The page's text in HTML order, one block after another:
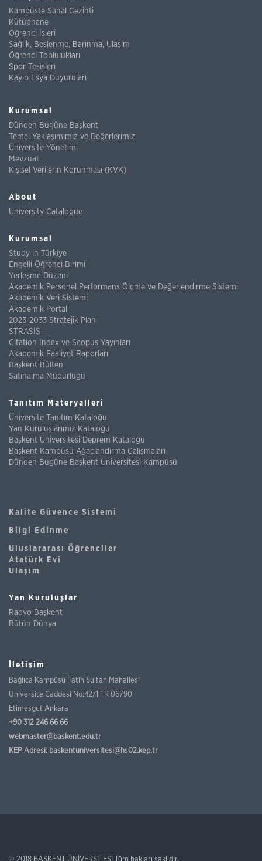
Kampüste Sanal Gezinti
Kütüphane
Öğrenci İşleri
Sağlık, Beslenme, Barınma, Ulaşım
Öğrenci Toplulukları
Spor Tesisleri
Kayıp Eşya Duyuruları
Kurumsal
Dünden Bugüne Başkent
Temel Yaklaşımımız ve Değerlerimiz
Üniversite Yönetimi
Mevzuat
Kişisel Verilerin Korunması (KVK)
About
University Catalogue
Kurumsal
Study in Türkiye
Engelli Öğrenci Birimi
Yerleşme Düzeni
Akademik Personel Performans Ölçme ve Değerlendirme Sistemi
Akademik Veri Sistemi
Akademik Portal
2023-2033 Stratejik Plan
STRASİS
Citation Index ve Scopus Yayınları
Akademik Faaliyet Raporları
Başkent Bülten
Satınalma Müdürlüğü
Tanıtım Materyalleri
Üniversite Tanıtım Kataloğu
Yan Kuruluşlarımız Kataloğu
Başkent Üniversitesi Deprem Kataloğu
Başkent Kampüsü Ağaçlandırma Çalışmaları
Dünden Bugüne Başkent Üniversitesi Kampüsü
Kalite Güvence Sistemi
Bilgi Edinme
Uluslararası Öğrenciler
Atatürk Evi
Ulaşım
Yan Kuruluşlar
Radyo Başkent
Bütün Dünya
İletişim
Bağlıca Kampüsü Fatih Sultan Mahallesi
Üniversite Caddesi No:42/1 TR 06790
Etimesgut Ankara
+90 312 246 66 66
webmaster@baskent.edu.tr
KEP Adresi: baskentuniversitesi@hs02.kep.tr